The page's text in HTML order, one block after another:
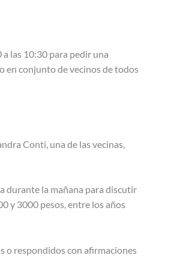
a las 10:30 para pedir una
en conjunto de vecinos de todos
Conti, una de las vecinas,
durante la mañana para discutir
y 3000 pesos, entre los años
o respondidos con afirmaciones